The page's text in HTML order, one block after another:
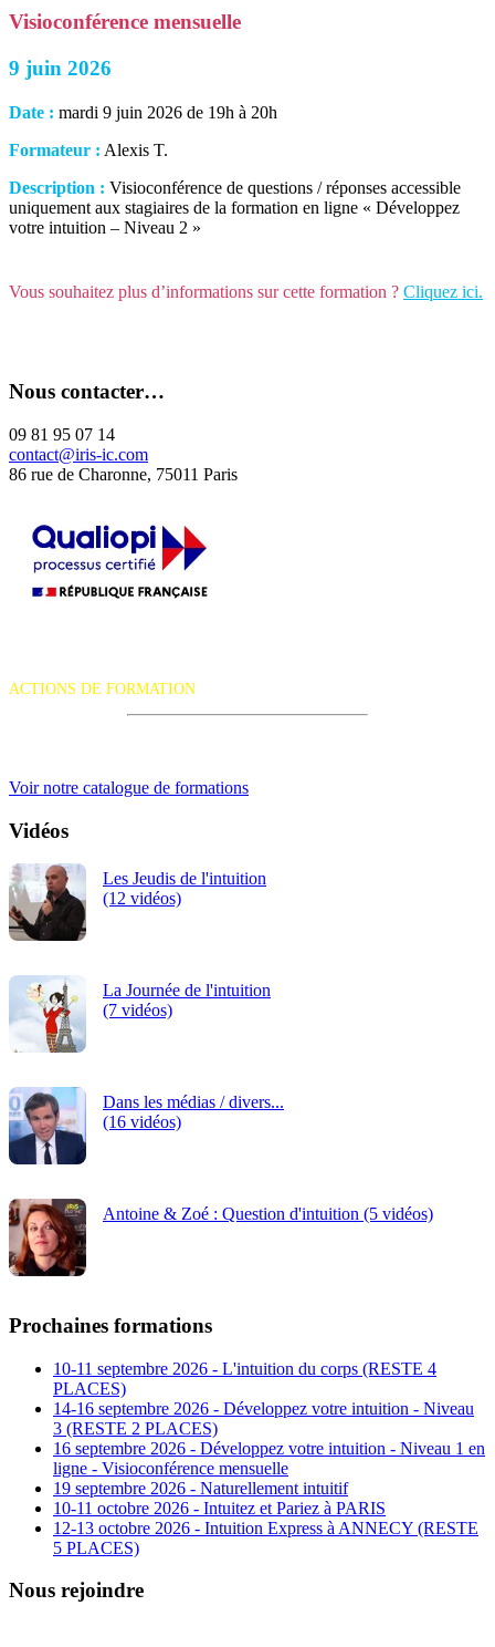
Visioconférence mensuelle
9 juin 2026
Date : mardi 9 juin 2026 de 19h à 20h
Formateur : Alexis T.
Description : Visioconférence de questions / réponses accessible
uniquement aux stagiaires de la formation en ligne « Développez
votre intuition – Niveau 2 »
Vous souhaitez plus d’informations sur cette formation ? Cliquez ici.
Nous contacter…
09 81 95 07 14
contact@iris-ic.com
86 rue de Charonne, 75011 Paris
ACTIONS DE FORMATION
Voir notre catalogue de formations
Vidéos
Les Jeudis de l'intuition
(12 vidéos)
La Journée de l'intuition
(7 vidéos)
Dans les médias / divers...
(16 vidéos)
Antoine & Zoé : Question d'intuition (5 vidéos)
Prochaines formations
10-11 septembre 2026 - L'intuition du corps (RESTE 4
PLACES)
14-16 septembre 2026 - Développez votre intuition - Niveau
3 (RESTE 2 PLACES)
16 septembre 2026 - Développez votre intuition - Niveau 1 en
ligne - Visioconférence mensuelle
19 septembre 2026 - Naturellement intuitif
10-11 octobre 2026 - Intuitez et Pariez à PARIS
12-13 octobre 2026 - Intuition Express à ANNECY (RESTE
5 PLACES)
Nous rejoindre